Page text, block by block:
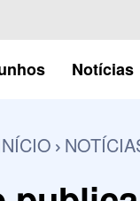
Notícias